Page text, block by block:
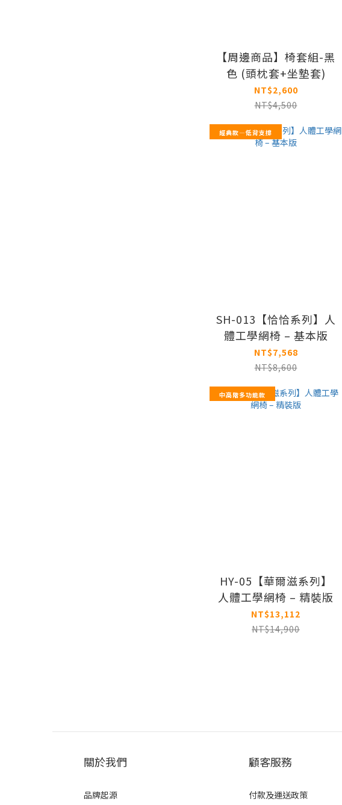
【周邊商品】椅套組-黑
色 (頭枕套+坐墊套)
NT$2,600
NT$4,500
經典款—低背支撐
SH-013【恰恰系列】人
體工學網椅 – 基本版
NT$7,568
NT$8,600
中高階多功能款
HY-05【華爾滋系列】
人體工學網椅 – 精裝版
NT$13,112
NT$14,900
關於我們
品牌起源
顧客服務
付款及運送政策